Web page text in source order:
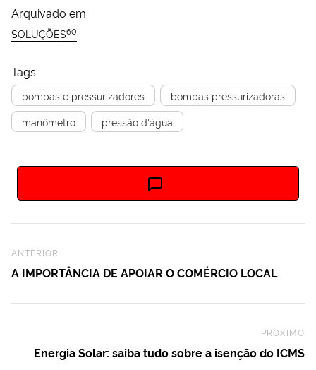
Arquivado em
SOLUÇÕES60
Tags
bombas e pressurizadores
bombas pressurizadoras
manômetro
pressão d'água
Previous Post
ANTERIOR
A IMPORTÂNCIA DE APOIAR O COMÉRCIO LOCAL
PRÓXIMO
Energia Solar: saiba tudo sobre a isenção do ICMS